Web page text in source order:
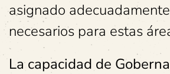
asignado
necesarios para estas
La capacidad de